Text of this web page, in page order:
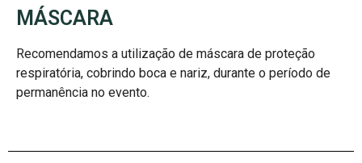
MÁSCARA
Recomendamos a utilização de máscara de proteção
respiratória, cobrindo boca e nariz, durante o período de
permanência no evento.